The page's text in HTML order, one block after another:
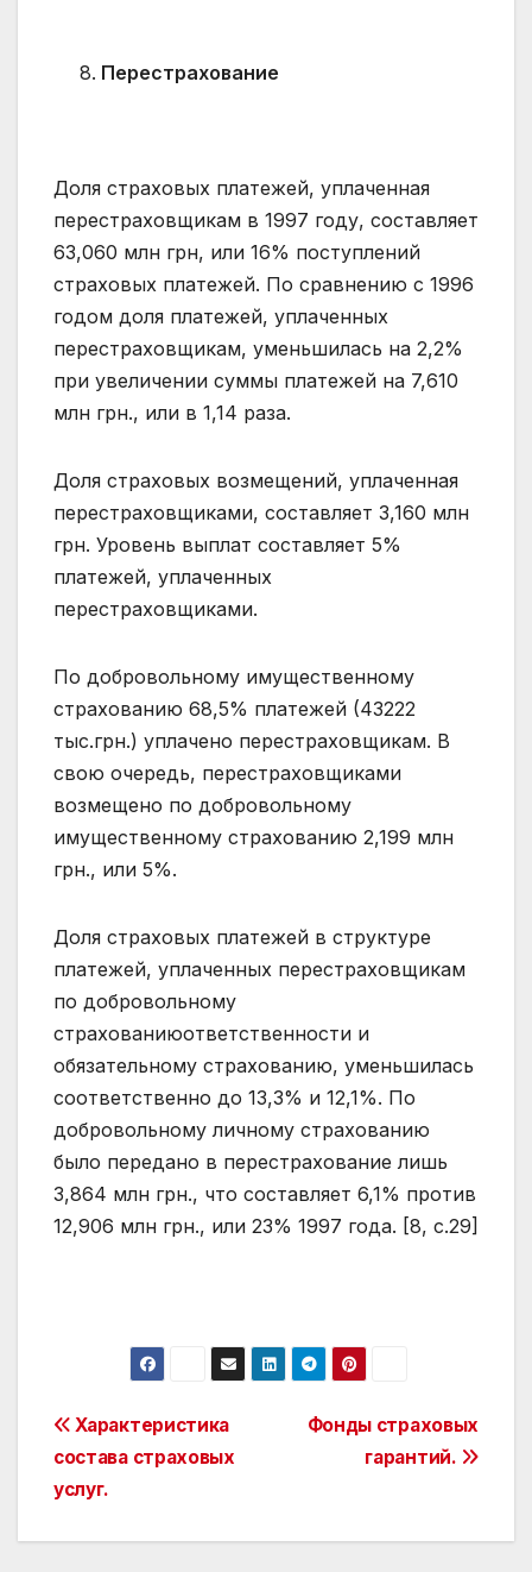
Перестрахование
Доля страховых платежей, уплаченная
перестраховщикам в 1997 году, составляет
63,060 млн грн, или 16% поступлений
страховых платежей. По сравнению с 1996
годом доля платежей, уплаченных
перестраховщикам, уменьшилась на 2,2%
при увеличении суммы платежей на 7,610
млн грн., или в 1,14 раза.
Доля страховых возмещений, уплаченная
перестраховщиками, составляет 3,160 млн
грн. Уровень выплат составляет 5%
платежей, уплаченных
перестраховщиками.
По добровольному имущественному
страхованию 68,5% платежей (43222
тыс.грн.) уплачено перестраховщикам. В
свою очередь, перестраховщиками
возмещено по добровольному
имущественному страхованию 2,199 млн
грн., или 5%.
Доля страховых платежей в структуре
платежей, уплаченных перестраховщикам
по добровольному
страхованиюответственности и
обязательному страхованию, уменьшилась
соответственно до 13,3% и 12,1%. По
добровольному личному страхованию
было передано в перестрахование лишь
3,864 млн грн., что составляет 6,1% против
12,906 млн грн., или 23% 1997 года. [8, с.29]
Post
navigation
Фонды страховых
гарантий.
Характеристика
состава страховых
услуг.